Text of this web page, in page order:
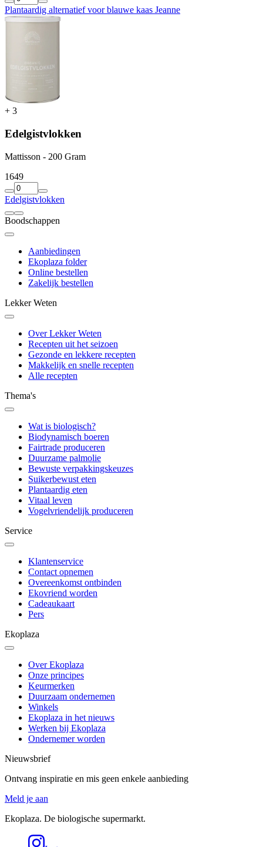
Plantaardig alternatief voor blauwe kaas Jeanne
+ 3
Edelgistvlokken
Mattisson - 200 Gram
1649
Edelgistvlokken
Boodschappen
Aanbiedingen
Ekoplaza folder
Online bestellen
Zakelijk bestellen
Lekker Weten
Over Lekker Weten
Recepten uit het seizoen
Gezonde en lekkere recepten
Makkelijk en snelle recepten
Alle recepten
Thema's
Wat is biologisch?
Biodynamisch boeren
Fairtrade produceren
Duurzame palmolie
Bewuste verpakkingskeuzes
Suikerbewust eten
Plantaardig eten
Vitaal leven
Vogelvriendelijk produceren
Service
Klantenservice
Contact opnemen
Overeenkomst ontbinden
Ekovriend worden
Cadeaukaart
Pers
Ekoplaza
Over Ekoplaza
Onze principes
Keurmerken
Duurzaam ondernemen
Winkels
Ekoplaza in het nieuws
Werken bij Ekoplaza
Ondernemer worden
Nieuwsbrief
Ontvang inspiratie en mis geen enkele aanbieding
Meld je aan
Ekoplaza. De biologische supermarkt.